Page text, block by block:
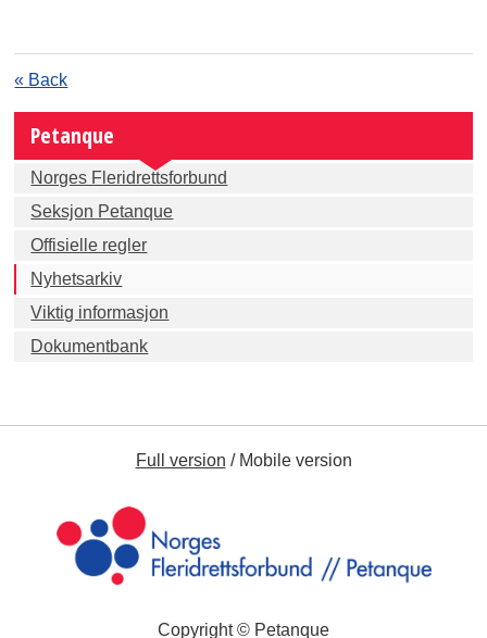
« Back
Petanque
Norges Fleridrettsforbund
Seksjon Petanque
Offisielle regler
Nyhetsarkiv
Viktig informasjon
Dokumentbank
Full version /Mobile version
Copyright © Petanque